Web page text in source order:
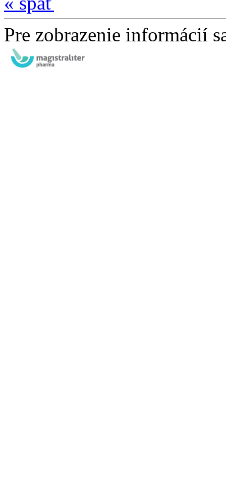
Pre zobrazenie informácií